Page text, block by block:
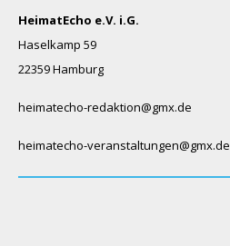
HeimatEcho e.V. i.G.
Haselkamp 59
22359 Hamburg
heimatecho-redaktion@gmx.de
heimatecho-veranstaltungen@gmx.de